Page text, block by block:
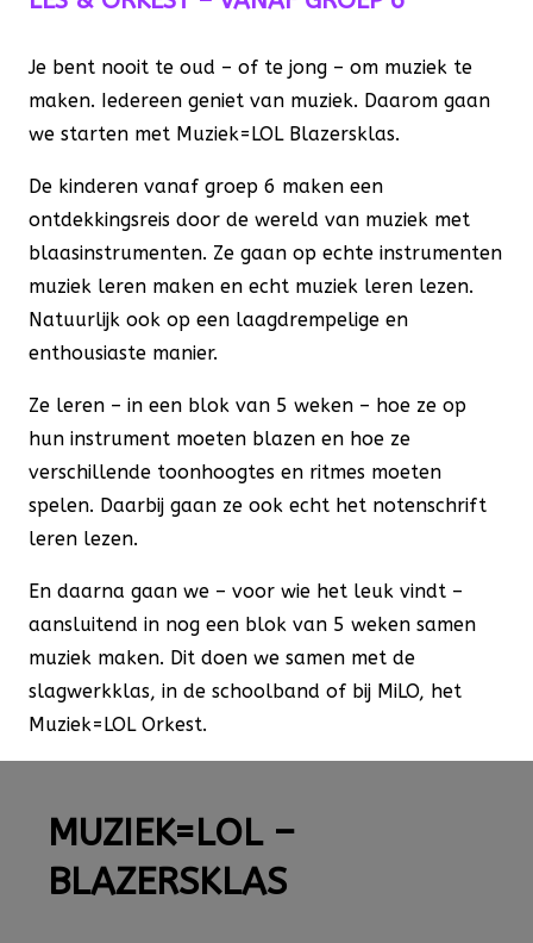
Je bent nooit te oud – of te jong – om muziek te
maken. Iedereen geniet van muziek. Daarom gaan
we starten met Muziek=LOL Blazersklas.
De kinderen vanaf groep 6 maken een
ontdekkingsreis door de wereld van muziek met
blaasinstrumenten. Ze gaan op echte instrumenten
muziek leren maken en echt muziek leren lezen.
Natuurlijk ook op een laagdrempelige en
enthousiaste manier.
Ze leren – in een blok van 5 weken – hoe ze op
hun instrument moeten blazen en hoe ze
verschillende toonhoogtes en ritmes moeten
spelen. Daarbij gaan ze ook echt het notenschrift
leren lezen.
En daarna gaan we – voor wie het leuk vindt –
aansluitend in nog een blok van 5 weken samen
muziek maken. Dit doen we samen met de
slagwerkklas, in de schoolband of bij MiLO, het
Muziek=LOL Orkest.
MUZIEK=LOL –
BLAZERSKLAS